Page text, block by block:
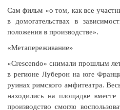
Сам фильм «о том, как все
в домогательствах в
положения в производстве».
«Метапереживание»
«Crescendo» снимали прошлым
в регионе Луберон на юге
руинах римского амфитеатра.
находились на площадке
производство смогло